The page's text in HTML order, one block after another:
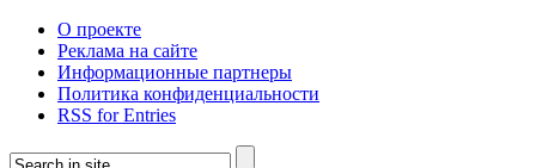
О проекте
Реклама на сайте
Информационные партнеры
Политика конфиденциальности
RSS for Entries